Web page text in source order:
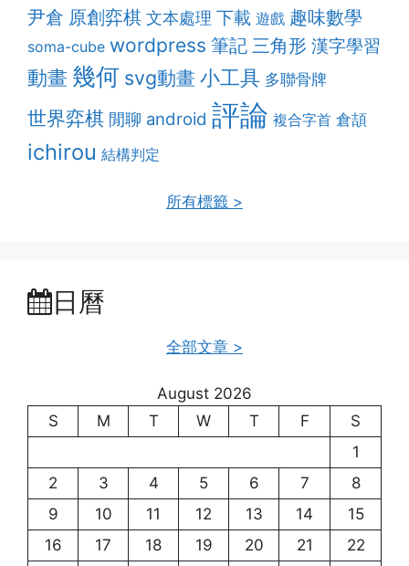
尹倉 原創弈棋 文本處理 下載 遊戲 趣味數學
soma-cube wordpress 筆記 三角形 漢字學習
動畫 幾何 svg動畫 小工具 多聯骨牌
世界弈棋 閒聊 android 評論 複合字首 倉頡
ichirou 結構判定
所有標籤 >
日曆
全部文章 >
August 2026
S
M T W T F
S
1
2
3 4 5 6 7
8
9
10 11 12 13 14
15
16
17 18 19 20 21 22